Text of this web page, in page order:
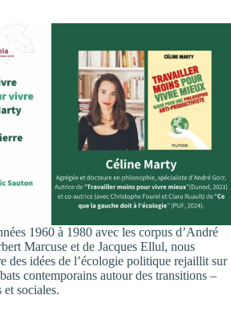
1960 à 1980 avec les corpus d’André
Marcuse et de Jacques Ellul, nous
des idées de l’écologie politique rejaillit sur
contemporains autour des transitions –
sociales.